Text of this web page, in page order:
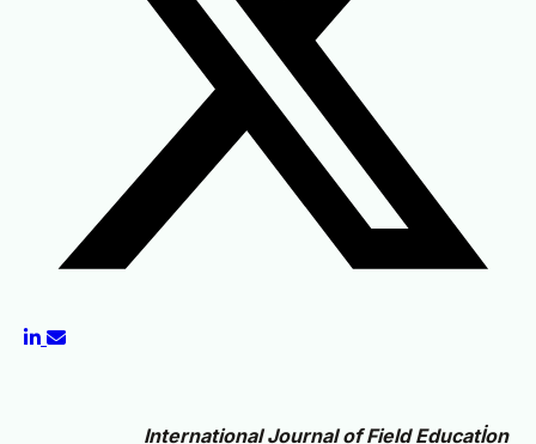
International Journal of Field Educatİon